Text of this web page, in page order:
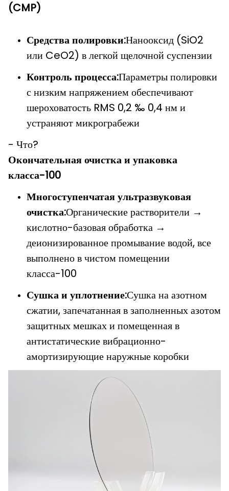
(CMP)
Средства полировки:Нанооксид (SiO2
или CeO2) в легкой щелочной суспензии
Контроль процесса:Параметры полировки
с низким напряжением обеспечивают
шероховатость RMS 0,2 ‰ 0,4 нм и
устраняют микрограбежи
- Что?
Окончательная очистка и упаковка
класса-100
Многоступенчатая ультразвуковая
очистка:Органические растворители →
кислотно-базовая обработка →
деионизированное промывание водой, все
выполнено в чистом помещении
класса-100
Сушка и уплотнение:Сушка на азотном
сжатии, запечатанная в заполненных азотом
защитных мешках и помещенная в
антистатические вибрационно-
амортизирующие наружные коробки